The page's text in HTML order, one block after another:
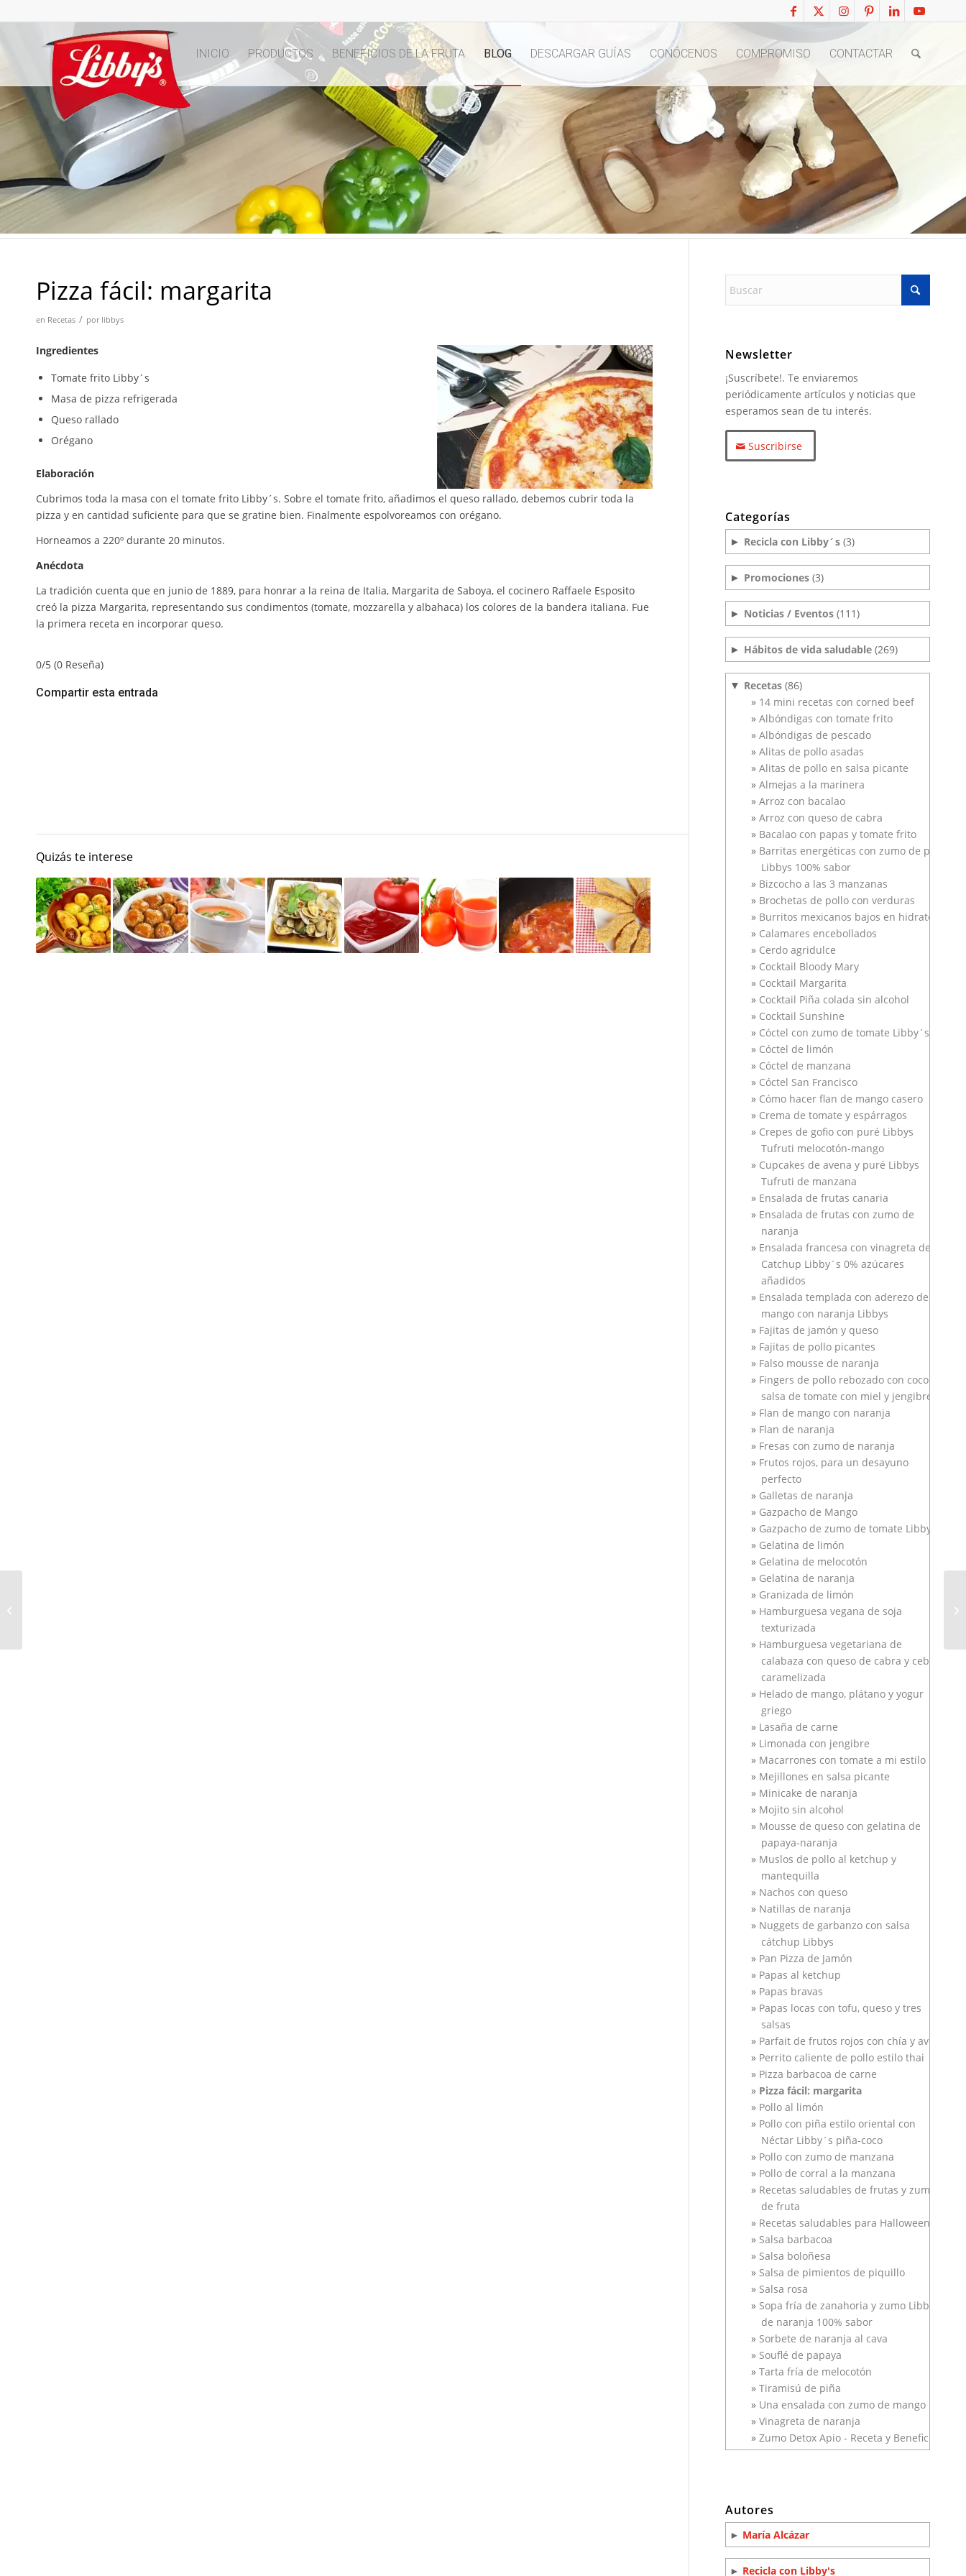
INICIO PRODUCTOS BENEFICIOS DE LA FRUTA BLOG DESCARGAR GUÍAS CONÓCENOS COMPROMISO CONTACTAR
Pizza fácil: margarita
en Recetas / por libbys
Ingredientes
Tomate frito Libby´s
Masa de pizza refrigerada
Queso rallado
Orégano
Elaboración
Cubrimos toda la masa con el tomate frito Libby´s. Sobre el tomate frito, añadimos el queso rallado, debemos cubrir toda la
pizza y en cantidad suficiente para que se gratine bien. Finalmente espolvoreamos con orégano.
Horneamos a 220º durante 20 minutos.
Anécdota
La tradición cuenta que en junio de 1889, para honrar a la reina de Italia, Margarita de Saboya, el cocinero Raffaele Esposito
creó la pizza Margarita, representando sus condimentos (tomate, mozzarella y albahaca) los colores de la bandera italiana. Fue
la primera receta en incorporar queso.
0/5 (0 Reseña)
Compartir esta entrada
Quizás te interese
Newsletter
¡Suscríbete!. Te enviaremos
periódicamente artículos y noticias que
esperamos sean de tu interés.
Suscribirse
Categorías
► Recicla con Libby´s (3)
► Promociones (3)
► Noticias / Eventos (111)
► Hábitos de vida saludable (269)
▼ Recetas (86)
14 mini recetas con corned beef
Albóndigas con tomate frito
Albóndigas de pescado
Alitas de pollo asadas
Alitas de pollo en salsa picante
Almejas a la marinera
Arroz con bacalao
Arroz con queso de cabra
Bacalao con papas y tomate frito
Barritas energéticas con zumo de piña
Libbys 100% sabor
Bizcocho a las 3 manzanas
Brochetas de pollo con verduras
Burritos mexicanos bajos en hidratos
Calamares encebollados
Cerdo agridulce
Cocktail Bloody Mary
Cocktail Margarita
Cocktail Piña colada sin alcohol
Cocktail Sunshine
Cóctel con zumo de tomate Libby´s
Cóctel de limón
Cóctel de manzana
Cóctel San Francisco
Cómo hacer flan de mango casero
Crema de tomate y espárragos
Crepes de gofio con puré Libbys
Tufruti melocotón-mango
Cupcakes de avena y puré Libbys
Tufruti de manzana
Ensalada de frutas canaria
Ensalada de frutas con zumo de
naranja
Ensalada francesa con vinagreta de
Catchup Libby´s 0% azúcares
añadidos
Ensalada templada con aderezo de
mango con naranja Libbys
Fajitas de jamón y queso
Fajitas de pollo picantes
Falso mousse de naranja
Fingers de pollo rebozado con coco y
salsa de tomate con miel y jengibre
Flan de mango con naranja
Flan de naranja
Fresas con zumo de naranja
Frutos rojos, para un desayuno
perfecto
Galletas de naranja
Gazpacho de Mango
Gazpacho de zumo de tomate Libby´s
Gelatina de limón
Gelatina de melocotón
Gelatina de naranja
Granizada de limón
Hamburguesa vegana de soja
texturizada
Hamburguesa vegetariana de
calabaza con queso de cabra y cebolla
caramelizada
Helado de mango, plátano y yogur
griego
Lasaña de carne
Limonada con jengibre
Macarrones con tomate a mi estilo
Mejillones en salsa picante
Minicake de naranja
Mojito sin alcohol
Mousse de queso con gelatina de
papaya-naranja
Muslos de pollo al ketchup y
mantequilla
Nachos con queso
Natillas de naranja
Nuggets de garbanzo con salsa
cátchup Libbys
Pan Pizza de Jamón
Papas al ketchup
Papas bravas
Papas locas con tofu, queso y tres
salsas
Parfait de frutos rojos con chía y avena
Perrito caliente de pollo estilo thai
Pizza barbacoa de carne
Pizza fácil: margarita
Pollo al limón
Pollo con piña estilo oriental con
Néctar Libby´s piña-coco
Pollo con zumo de manzana
Pollo de corral a la manzana
Recetas saludables de frutas y zumo
de fruta
Recetas saludables para Halloween
Salsa barbacoa
Salsa boloñesa
Salsa de pimientos de piquillo
Salsa rosa
Sopa fría de zanahoria y zumo Libbys
de naranja 100% sabor
Sorbete de naranja al cava
Souflé de papaya
Tarta fría de melocotón
Tiramisú de piña
Una ensalada con zumo de mango
Vinagreta de naranja
Zumo Detox Apio - Receta y Beneficios
Autores
► María Alcázar
► Recicla con Libby's